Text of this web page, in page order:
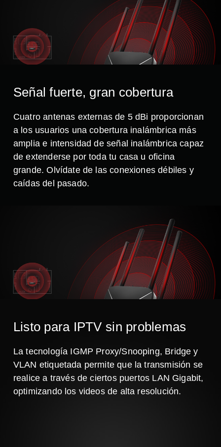
Señal fuerte, gran cobertura
Cuatro antenas externas de 5 dBi proporcionan
a los usuarios una cobertura inalámbrica más
amplia e intensidad de señal inalámbrica capaz
de extenderse por toda tu casa u oficina
grande. Olvídate de las conexiones débiles y
caídas del pasado.
Listo para IPTV sin problemas
La tecnología IGMP Proxy/Snooping, Bridge y
VLAN etiquetada permite que la transmisión se
realice a través de ciertos puertos LAN Gigabit,
optimizando los videos de alta resolución.